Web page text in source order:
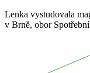
Lenka vystudovala
v Brně, obor